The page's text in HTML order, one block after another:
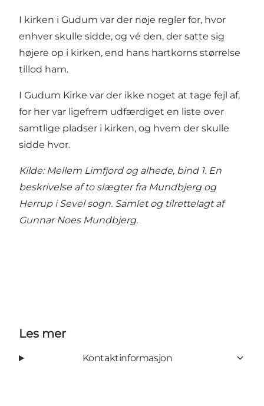
I kirken i Gudum var der nøje regler for, hvor
enhver skulle sidde, og vé den, der satte sig
højere op i kirken, end hans hartkorns størrelse
tillod ham.
I Gudum Kirke var der ikke noget at tage fejl af,
for her var ligefrem udfærdiget en liste over
samtlige pladser i kirken, og hvem der skulle
sidde hvor.
Kilde: Mellem Limfjord og alhede, bind 1. En
beskrivelse af to slægter fra Mundbjerg og
Herrup i Sevel sogn. Samlet og tilrettelagt af
Gunnar Noes Mundbjerg.
Les mer
Kontaktinformasjon